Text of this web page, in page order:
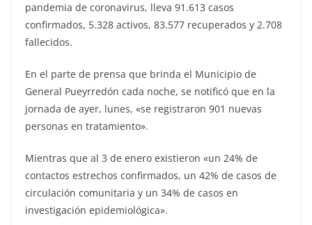
pandemia de coronavirus, lleva 91.613 casos
confirmados, 5.328 activos, 83.577 recuperados y 2.708
fallecidos.
En el parte de prensa que brinda el Municipio de
General Pueyrredón cada noche, se notificó que en la
jornada de ayer, lunes, «se registraron 901 nuevas
personas en tratamiento».
Mientras que al 3 de enero existieron «un 24% de
contactos estrechos confirmados, un 42% de casos de
circulación comunitaria y un 34% de casos en
investigación epidemiológica».